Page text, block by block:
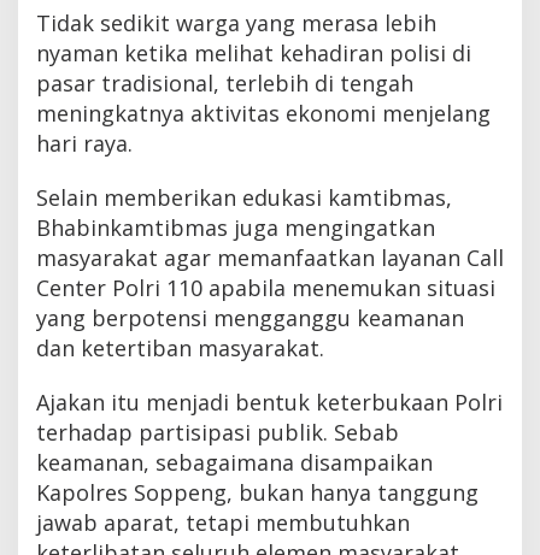
Tidak sedikit warga yang merasa lebih
nyaman ketika melihat kehadiran polisi di
pasar tradisional, terlebih di tengah
meningkatnya aktivitas ekonomi menjelang
hari raya.
Selain memberikan edukasi kamtibmas,
Bhabinkamtibmas juga mengingatkan
masyarakat agar memanfaatkan layanan Call
Center Polri 110 apabila menemukan situasi
yang berpotensi mengganggu keamanan
dan ketertiban masyarakat.
Ajakan itu menjadi bentuk keterbukaan Polri
terhadap partisipasi publik. Sebab
keamanan, sebagaimana disampaikan
Kapolres Soppeng, bukan hanya tanggung
jawab aparat, tetapi membutuhkan